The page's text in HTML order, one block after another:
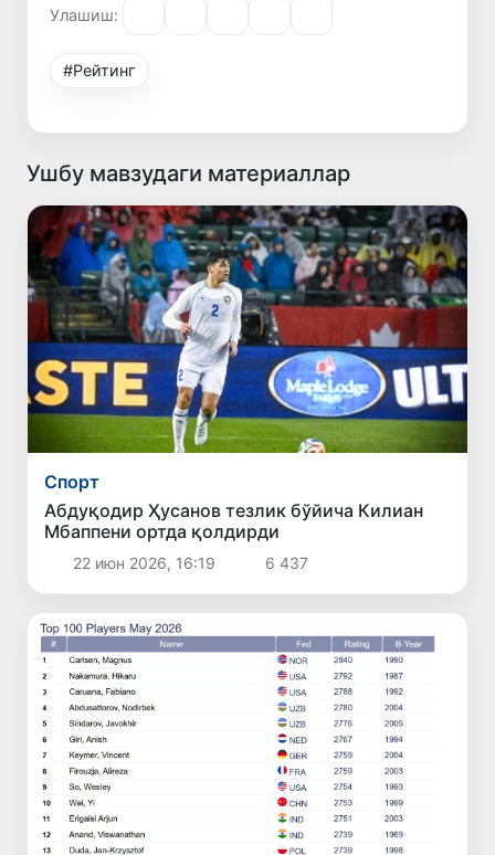
Улашиш:
#Рейтинг
Ушбу мавзудаги материаллар
Спорт
Абдуқодир Ҳусанов тезлик бўйича Килиан
Мбаппени ортда қолдирди
22 июн 2026, 16:19 6 437